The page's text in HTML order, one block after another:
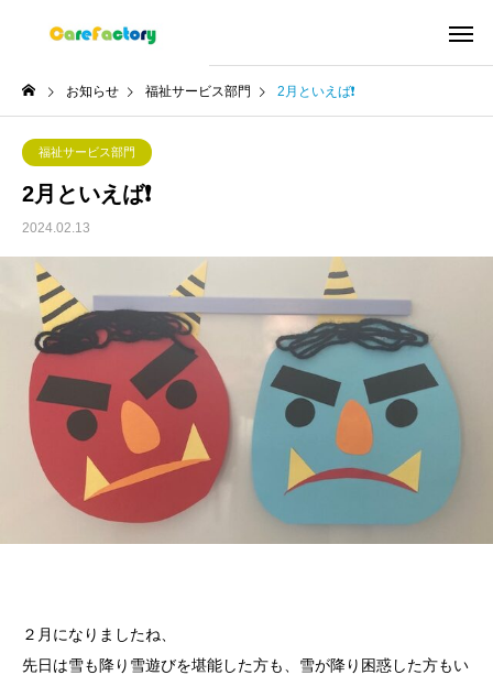
お知らせ 福祉サービス部門 2月といえば❗
福祉サービス部門
2月といえば❗
2024.02.13
２月になりましたね、
先日は雪も降り雪遊びを堪能した方も、雪が降り困惑した方もい